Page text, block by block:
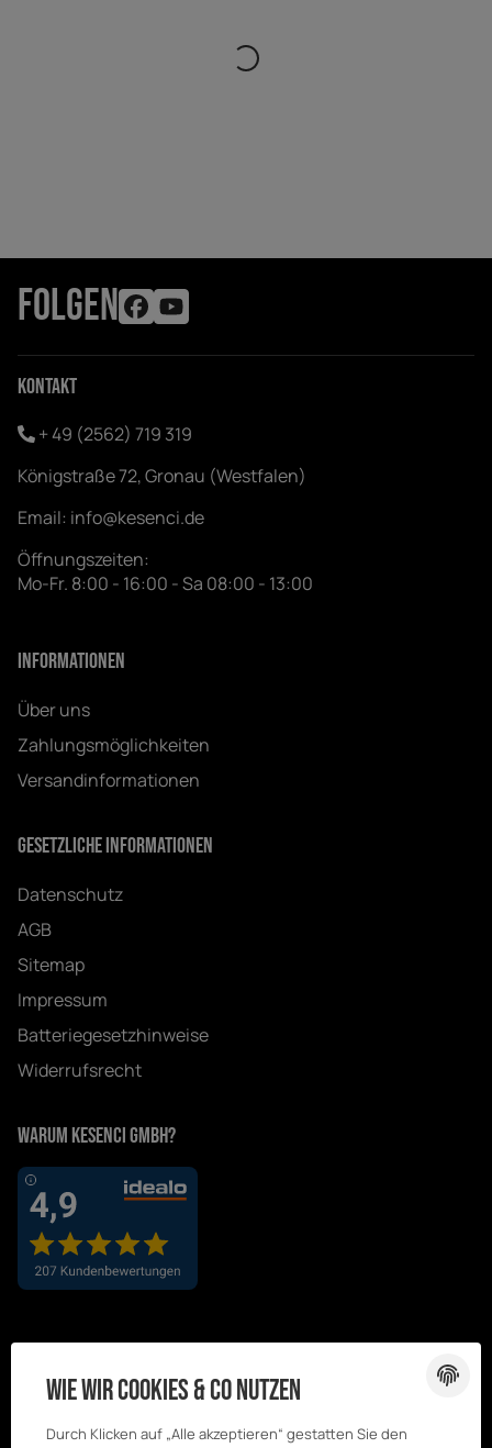
FOLGEN
Kontakt
+ 49 (2562) 719 319
Königstraße 72, Gronau (Westfalen)
Email: info@kesenci.de
Öffnungszeiten:
Mo-Fr. 8:00 - 16:00 - Sa 08:00 - 13:00
Informationen
Über uns
Zahlungsmöglichkeiten
Versandinformationen
Gesetzliche Informationen
Datenschutz
AGB
Sitemap
Impressum
Batteriegesetzhinweise
Widerrufsrecht
Warum Kesenci GmbH?
Wie wir Cookies & Co nutzen
Durch Klicken auf „Alle akzeptieren“ gestatten Sie den